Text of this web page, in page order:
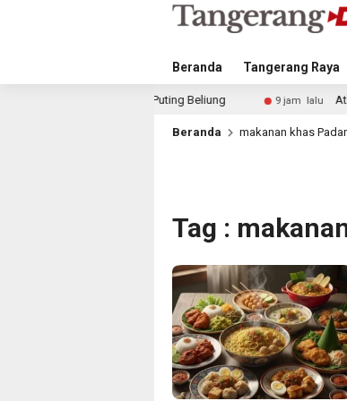
Beranda Tangerang Raya
9 jam lalu Atletico Madrid dan
Beranda makanan khas
Tag :